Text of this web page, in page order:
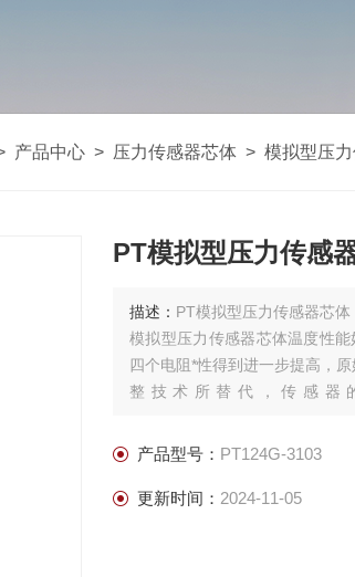
产品中心 > 压力传感器芯体 > 模拟型压
PT模拟型压力传感
描述： PT模拟型压力传感器芯体
模拟型压力传感器芯体温度性
四个电阻*性得到进一步提高，
整技术所替代，传感器
产品型号： PT124G-3103
更新时间： 2024-11-05